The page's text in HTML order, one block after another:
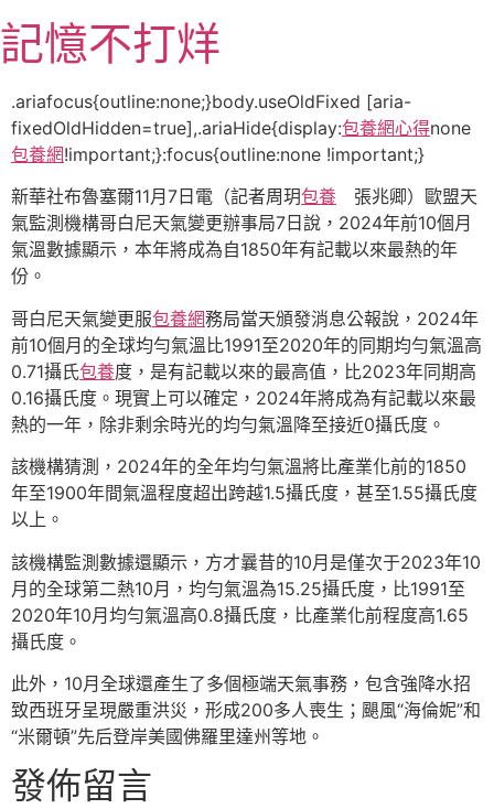
至
主
內
容
記憶不打烊
.ariafocus{outline:none;}body.useOldFixed [aria-
fixedOldHidden=true],.ariaHide{display:包養網心得none
包養網!important;}:focus{outline:none !important;}
新華社布魯塞爾11月7日電（記者周玥包養 張兆卿）歐盟天
氣監測機構哥白尼天氣變更辦事局7日說，2024年前10個月
氣溫數據顯示，本年將成為自1850年有記載以來最熱的年
份。
哥白尼天氣變更服包養網務局當天頒發消息公報說，2024年
前10個月的全球均勻氣溫比1991至2020年的同期均勻氣溫高
0.71攝氏包養度，是有記載以來的最高值，比2023年同期高
0.16攝氏度。現實上可以確定，2024年將成為有記載以來最
熱的一年，除非剩余時光的均勻氣溫降至接近0攝氏度。
該機構猜測，2024年的全年均勻氣溫將比產業化前的1850
年至1900年間氣溫程度超出跨越1.5攝氏度，甚至1.55攝氏度
以上。
該機構監測數據還顯示，方才曩昔的10月是僅次于2023年10
月的全球第二熱10月，均勻氣溫為15.25攝氏度，比1991至
2020年10月均勻氣溫高0.8攝氏度，比產業化前程度高1.65
攝氏度。
此外，10月全球還產生了多個極端天氣事務，包含強降水招
致西班牙呈現嚴重洪災，形成200多人喪生；颶風“海倫妮”和
“米爾頓”先后登岸美國佛羅里達州等地。
發佈留言